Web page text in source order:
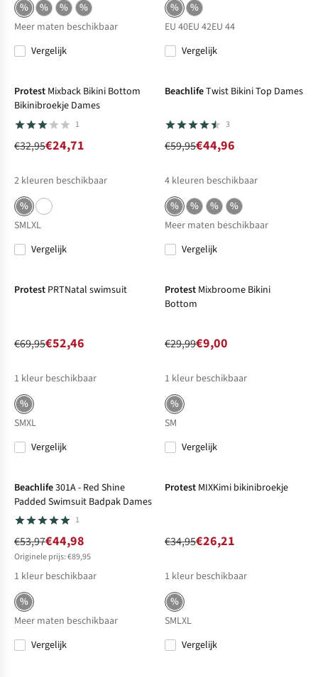
%
% %
%
Meer maten beschikbaar
Vergelijk
%
%
EU 40EU 42EU 44
Vergelijk
Protest Mixback Bikini Bottom
Bikinibroekje Dames
1
€32,95€24,71
2 kleuren beschikbaar
%
SMLXL
Vergelijk
BeachlifeTwist Bikini Top Dames
3
€59,95€44,96
4 kleuren beschikbaar
%
% %
%
Meer maten beschikbaar
Vergelijk
-25%
Protest PRTNatal swimsuit
€69,95€52,46
1 kleur beschikbaar
%
SMXL
Vergelijk
-70%
Protest Mixbroome Bikini
Bottom
€29,99€9,00
1 kleur beschikbaar
%
SM
Vergelijk
-17%
Beachlife301A - Red Shine
Padded Swimsuit Badpak Dames
1
€53,97€44,98
Originele prijs: €89,95
1 kleur beschikbaar
%
Meer maten beschikbaar
Vergelijk
-25%
Protest MIXKimi bikinibroekje
€34,95€26,21
1 kleur beschikbaar
%
SMLXL
Vergelijk
-70% -17%